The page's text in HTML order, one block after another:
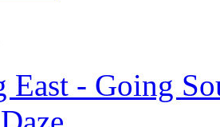
East - Going